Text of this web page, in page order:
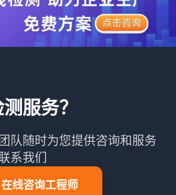
服务？
队随时为您提供咨询和服务
系我们
在线咨询工程师